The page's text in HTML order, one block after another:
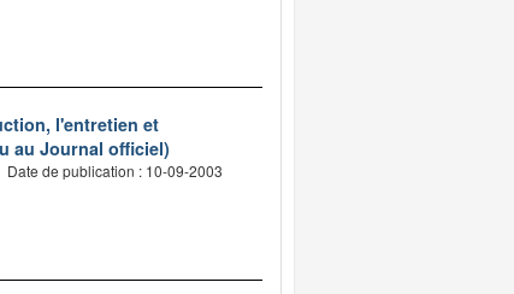
l'entretien et
au Journal officiel)
Date de publication : 10-09-2003